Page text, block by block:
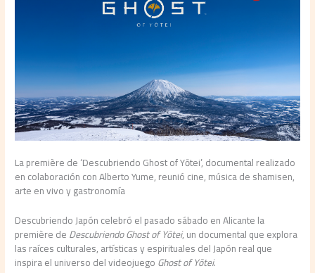
La première de ‘Descubriendo Ghost of Yōtei’, documental realizado
en colaboración con Alberto Yume, reunió cine, música de shamisen,
arte en vivo y gastronomía
Descubriendo Japón celebró el pasado sábado en Alicante la
première deDescubriendo Ghost of Yōtei, un documental que explora
las raíces culturales, artísticas y espirituales del Japón real que
inspira el universo del videojuegoGhost of Yōtei.